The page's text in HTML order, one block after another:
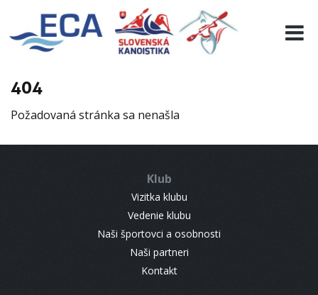
404
Požadovaná stránka sa nenašla
Klub
Vizitka klubu
Vedenie klubu
Naši športovci a osobnosti
Naši partneri
Kontakt
EURO 19
INFO
RESULTS
CONTACT